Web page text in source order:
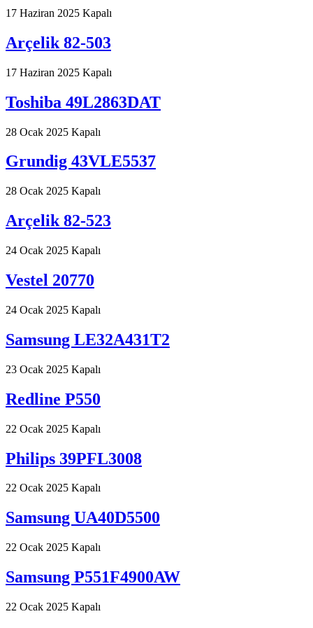
17 Haziran 2025 Kapalı
Arçelik 82-503
17 Haziran 2025 Kapalı
Toshiba 49L2863DAT
28 Ocak 2025 Kapalı
Grundig 43VLE5537
28 Ocak 2025 Kapalı
Arçelik 82-523
24 Ocak 2025 Kapalı
Vestel 20770
24 Ocak 2025 Kapalı
Samsung LE32A431T2
23 Ocak 2025 Kapalı
Redline P550
22 Ocak 2025 Kapalı
Philips 39PFL3008
22 Ocak 2025 Kapalı
Samsung UA40D5500
22 Ocak 2025 Kapalı
Samsung P551F4900AW
22 Ocak 2025 Kapalı